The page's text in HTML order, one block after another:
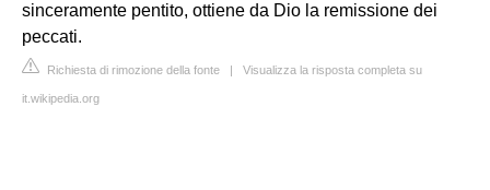
sinceramente pentito, ottiene da Dio la remissione dei
peccati.
Richiesta di rimozione della fonte | Visualizza la risposta completa su
it.wikipedia.org